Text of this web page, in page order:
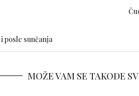
posle sunčanja
MOŽE VAM SE TAKOĐE